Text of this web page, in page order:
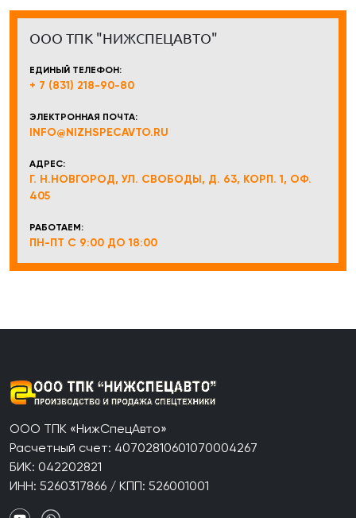
ООО ТПК "НИЖСПЕЦАВТО"
ЕДИНЫЙ ТЕЛЕФОН:
+ 7 (831) 218-90-80
ЭЛЕКТРОННАЯ ПОЧТА:
INFO@NIZHSPECAVTO.RU
АДРЕС:
Г. Н.НОВГОРОД, УЛ. СВОБОДЫ, Д. 63, КОРП. 1, ОФ.
405
РАБОТАЕМ:
ПН-ПТ С 9:00 ДО 18:00
ООО ТПК «НижСпецАвто»
Расчетный счет: 40702810601070004267
БИК: 042202821
ИНН: 5260317866 / КПП: 526001001